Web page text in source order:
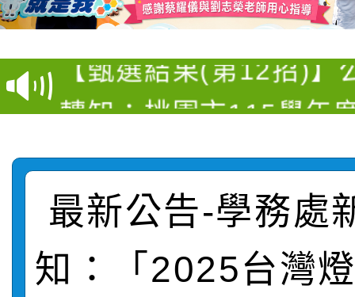
【甄選結果(第4招)】
學年度第1學期第9次代
結果(第4招)
【甄選結果(第12招)】
學年度第1學期第7次代
轉知：桃園市115學年
賽實施要點
比賽實施要點」
轉知：「115年金融知
動辦法」
轉知臺中市政府政風處
城市手牽手，綠能透明
轉知：「115學年度全
最新公告-學務處
知：「2025台灣